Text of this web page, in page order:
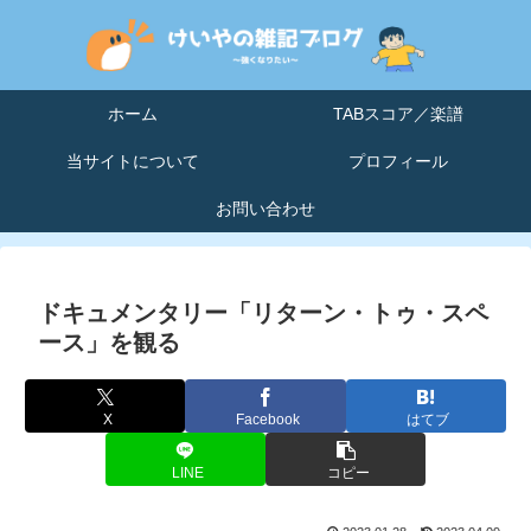
ホーム TABスコア／楽譜
当サイトについて プロフィール
お問い合わせ
ドキュメンタリー「リターン・トゥ・スペ
ース」を観る
X Facebook はてブ
LINE コピー